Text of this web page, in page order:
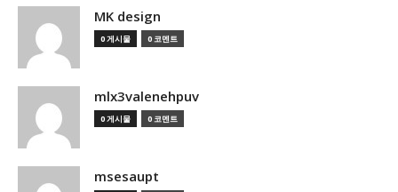
MK design
0 게시물 0 코멘트
mlx3valenehpuv
0 게시물 0 코멘트
msesaupt